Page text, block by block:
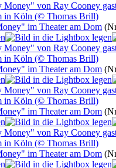
im Theater am Dom
im Theater am Dom
im Theater am Dom
im Theater am Dom